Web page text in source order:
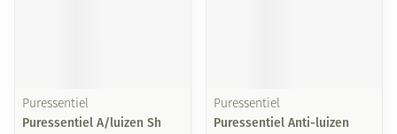
Puressentiel
Puressentiel A/luizen Sh
Puressentiel
Puressentiel Anti-luizen